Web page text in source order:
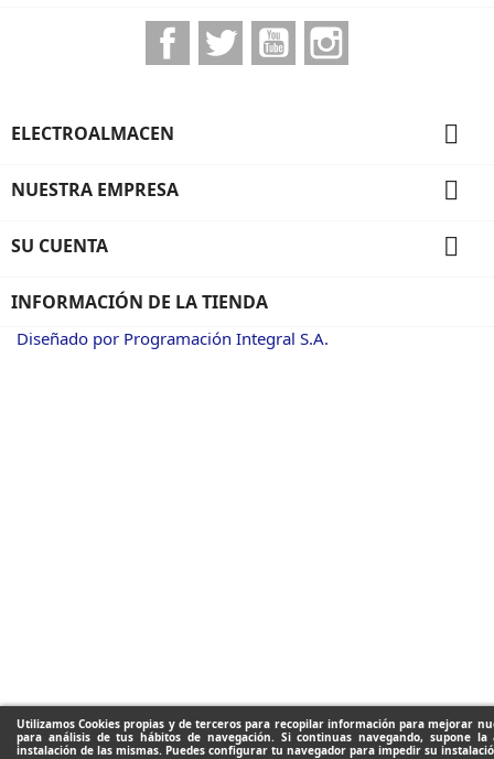
Utilizamos Cookies propias y de terceros para recopilar información para mejorar
para análisis de tus hábitos de navegación. Si continuas navegando, supone la
instalación de las mismas. Puedes configurar tu navegador para impedir su
FacebookTwitter YouTube
ELECTROALMACEN 
NUESTRA EMPRESA 
SU CUENTA 
INFORMACIÓN DE LA TIENDA
Diseñado por Programación Integral S.A.